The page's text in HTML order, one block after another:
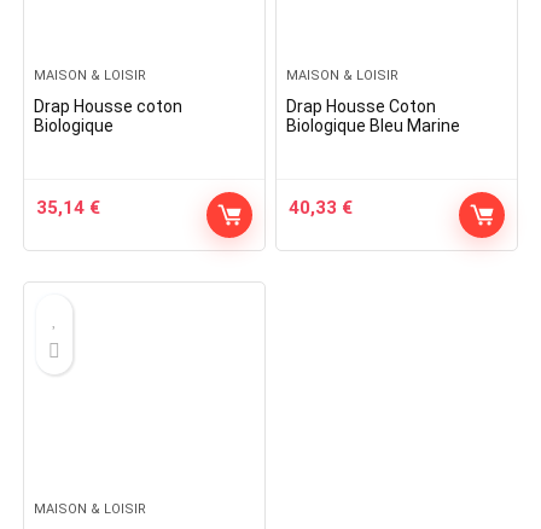
MAISON & LOISIR
Drap Housse coton
Biologique
35,14 €
MAISON & LOISIR
Drap Housse Coton
Biologique Bleu Marine
40,33 €
MAISON & LOISIR